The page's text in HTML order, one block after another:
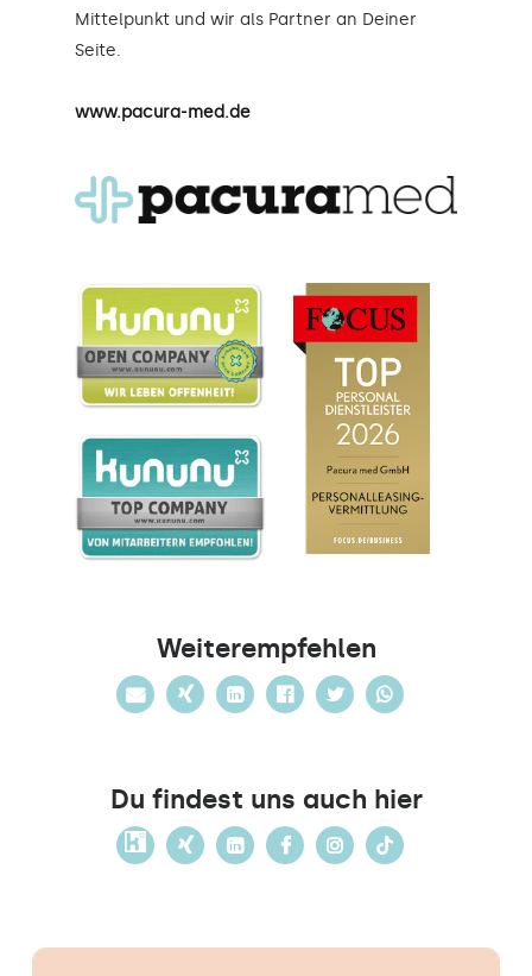
Mittelpunkt und wir als Partner an Deiner
Seite.
www.pacura-med.de
Weiterempfehlen
Du findest uns auch hier